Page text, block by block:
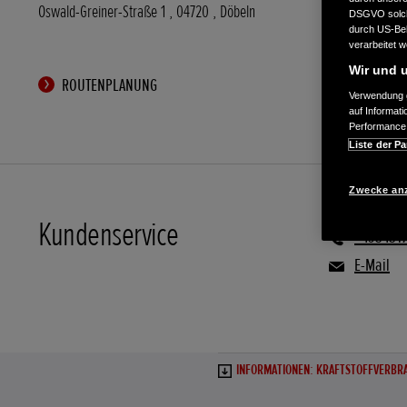
Oswald-Greiner-Straße 1 , 04720 , Döbeln
ROUTENPLANUNG
Kundenservice
E-Mail
INFORMATIONEN:
DSGVO
durch US-
verarbeitet
Wir und
Verwendung
auf
Liste der
Zwecke